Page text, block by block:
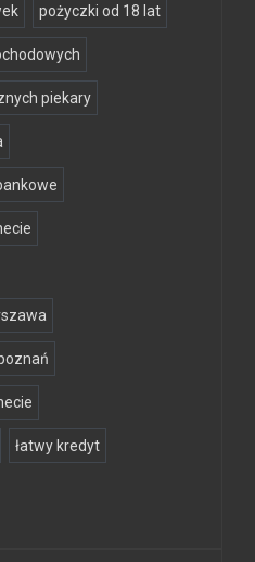
pożyczki od 18 lat
piekary
łatwy kredyt